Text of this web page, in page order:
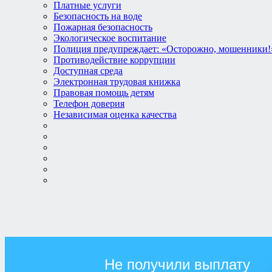
Платные услуги
Безопасность на воде
Пожарная безопасность
Экологическое воспитание
Полиция предупреждает: «Осторожно,
Противодействие коррупции
Доступная среда
Электронная трудовая книжка
Правовая помощь детям
Телефон доверия
Независимая оценка качества
Не получили выплату